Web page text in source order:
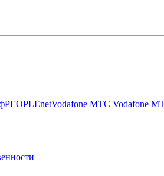
PEOPLEnetVodafone MTC Vodafone